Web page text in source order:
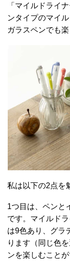
「マイルドライ
ンタイプのマイ
ガラスペンでも
私は以下の2点を
1つ目は、ペンと
です。マイルド
は9色あり、グラ
ります（同じ色
ンを楽しむこと